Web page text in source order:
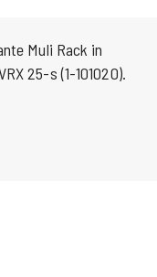
Muli Rack in
25-s (1-101020).